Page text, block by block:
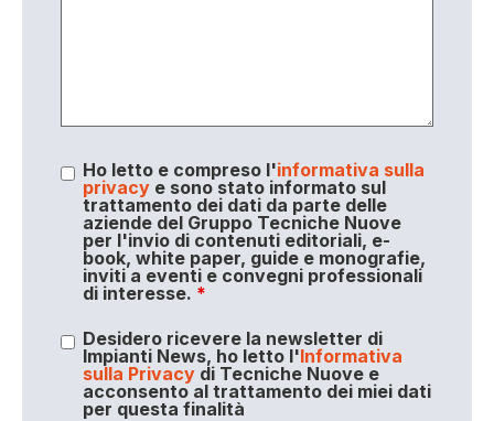
Ho letto e compreso l'informativa sulla
privacye sono stato informato sul
trattamento dei dati da parte delle
aziende del Gruppo Tecniche Nuove
per l'invio di contenuti editoriali, e-
book, white paper, guide e monografie,
inviti a eventi e convegni professionali
di interesse. *
Desidero ricevere la newsletter di
Impianti News, ho letto l'Informativa
sulla Privacydi Tecniche Nuove e
acconsento al trattamento dei miei dati
per questa finalità